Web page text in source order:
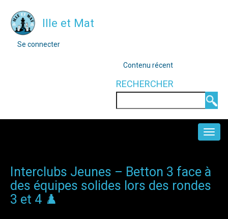
contenu
Ille et Mat
MENU
Se connecter
OUTILS
Contenu récent
RECHERCHER
Interclubs Jeunes – Betton 3 face à
des équipes solides lors des rondes
3 et 4 ♟️